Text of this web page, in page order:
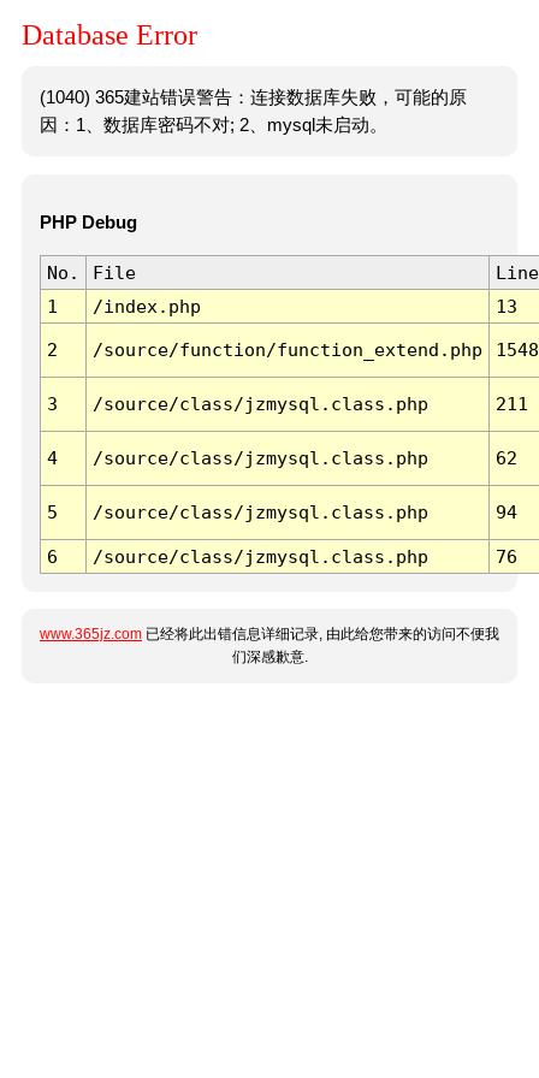
Database Error
(1040) 365建站错误警告：连接数据库失败，可能的原
因：1、数据库密码不对; 2、mysql未启动。
PHP Debug
No. File
Line
1
/index.php 13
2 /source/function/function_extend.php 1548
3 /source/class/jzmysql.class.php 211
4 /source/class/jzmysql.class.php 62
5 /source/class/jzmysql.class.php 94
6 /source/class/jzmysql.class.php 76
www.365jz.com 已经将此出错信息详细记录, 由此给您带来的访问不便我
们深感歉意.